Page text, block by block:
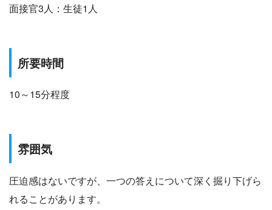
面接官3人：生徒1人
所要時間
10～15分程度
雰囲気
圧迫感はないですが、一つの答えについて深く掘り下げら
れることがあります。